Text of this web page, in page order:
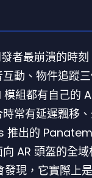
者最崩潰的時
動、物件追蹤
組都有自己的
常有延遲飄移
推出的
AR 頭盔的全
發現，它實際上